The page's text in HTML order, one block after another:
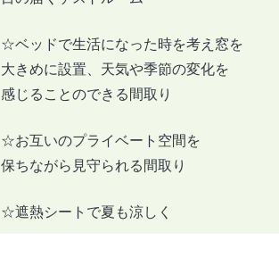
☆ベッドで生活になった時を考え窓を
大きめに設置、天気や季節の変化を
感じることのできる間取り
☆お互いのプライベート空間を
保ちながら見守られる間取り
☆遮熱シートで夏も涼しく